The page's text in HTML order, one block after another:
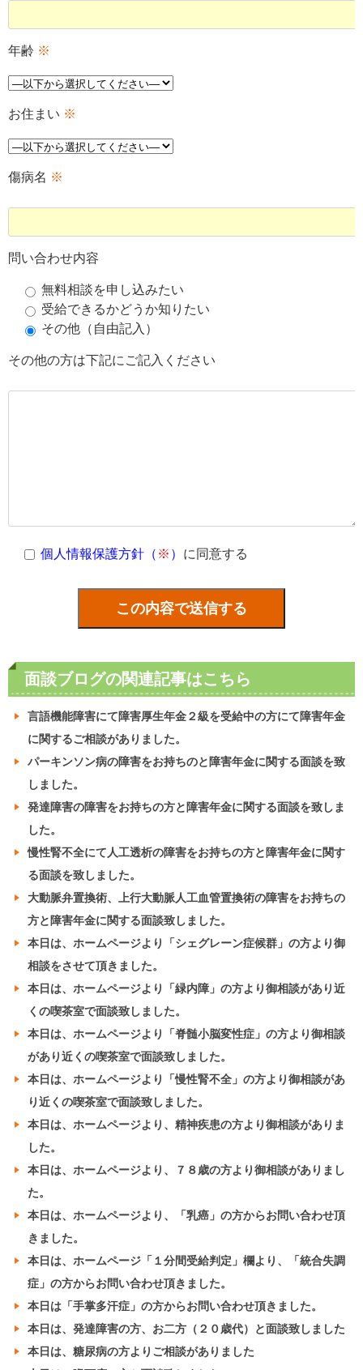
年齢 ※
お住まい ※
傷病名 ※
問い合わせ内容
無料相談を申し込みたい
受給できるかどうか知りたい
その他（自由記入）
その他の方は下記にご記入ください
個人情報保護方針（ ※ ） に同意する
面談ブログの関連記事はこちら
言語機能障害にて障害厚生年金２級を受給中の方にて障害年金
に関するご相談がありました。
パーキンソン病の障害をお持ちのと障害年金に関する面談を致
しました。
発達障害の障害をお持ちの方と障害年金に関する面談を致しま
した。
慢性腎不全にて人工透析の障害をお持ちの方と障害年金に関す
る面談を致しました。
大動脈弁置換術、上行大動脈人工血管置換術の障害をお持ちの
方と障害年金に関する面談致しました。
本日は、ホームページより「シェグレーン症候群」の方より御
相談をさせて頂きました。
本日は、ホームページより「緑内障」の方より御相談があり近
くの喫茶室で面談致しました。
本日は、ホームページより「脊髄小脳変性症」の方より御相談
があり近くの喫茶室で面談致しました。
本日は、ホームページより「慢性腎不全」の方より御相談があ
り近くの喫茶室で面談致しました。
本日は、ホームページより、精神疾患の方より御相談がありま
した。
本日は、ホームページより、７８歳の方より御相談がありまし
た。
本日は、ホームページより、「乳癌」の方からお問い合わせ頂
きました。
本日は、ホームページ「１分間受給判定」欄より、「統合失調
症」の方からお問い合わせ頂きました。
本日は「手掌多汗症」の方からお問い合わせ頂きました。
本日は、発達障害の方、お二方（２０歳代）と面談致しました
本日は、糖尿病の方よりご相談がありました